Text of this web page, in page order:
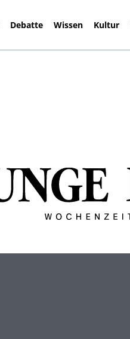
Debatte Wissen Kultur